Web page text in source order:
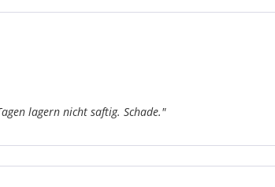
lagern nicht saftig. Schade."